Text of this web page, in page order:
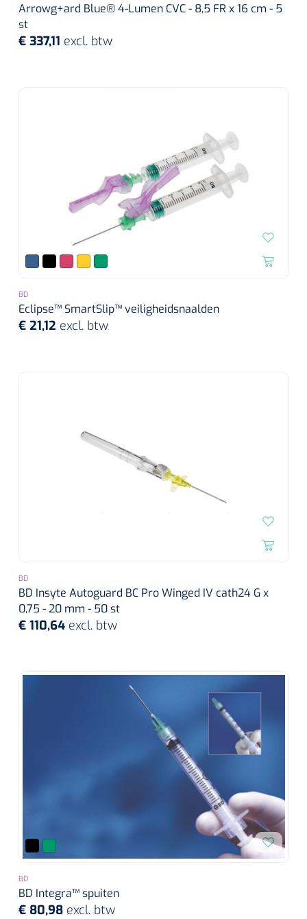
Arrowg+ard Blue® 4-Lumen CVC - 8,5 FR x 16 cm - 5
st
€ 337,11 excl. btw
BD
Eclipse™ SmartSlip™ veiligheidsnaalden
€ 21,12 excl. btw
BD
BD Insyte Autoguard BC Pro Winged IV cath24 G x
0,75 - 20 mm - 50 st
€ 110,64 excl. btw
BD
BD Integra™ spuiten
€ 80,98 excl. btw